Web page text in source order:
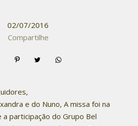
02/07/2016
Compartilhe
e do Nuno, A missa foi na
participação do Grupo Bel